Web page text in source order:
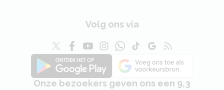
Volg ons via
Onze bezoekers geven ons een 9,3